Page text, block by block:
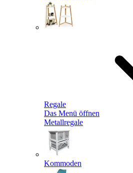
Regale
Das Menü öffnen
Metallregale
Kommoden